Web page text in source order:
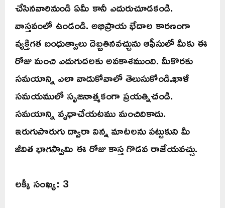
చేసినవారినుండి ఏమీ కానీ ఎదురుచూడకండి.
వాస్తవంలో ఉండండి. అభిప్రాయ భేదాల కారణంగా
వ్యక్తిగత బంధుత్వాలు దెబ్బతినవచ్చును ఆఫీసులో మీకు ఈ
రోజు మంచి ఎదుగుదలకు అవకాశముంది. మీకొరకు
సమయాన్ని ఎలా వాడుకోవాలో తెలుసుకోండి.ఖాళీ
సమయములో సృజనాత్మకంగా ప్రయత్నిచండి.
సమయాన్ని వృధాచేయటము మంచిదికాదు.
ఇరుగుపొరుగు ద్వారా విన్న మాటలను పట్టుకుని మీ
జీవిత భాగస్వామి ఈ రోజు కాస్త గొడవ రాజేయవచ్చు.
లక్కీ సంఖ్య: 3